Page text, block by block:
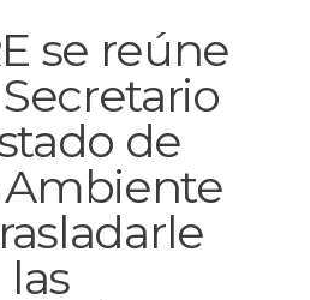
se reúne
de
las